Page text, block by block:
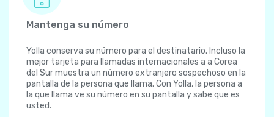
Mantenga su número
Yolla conserva su número para el destinatario. Incluso la
mejor tarjeta para llamadas internacionales a a Corea
del Sur muestra un número extranjero sospechoso en la
pantalla de la persona que llama. Con Yolla, la persona a
la que llama ve su número en su pantalla y sabe que es
usted.